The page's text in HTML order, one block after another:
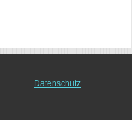
Datenschutz